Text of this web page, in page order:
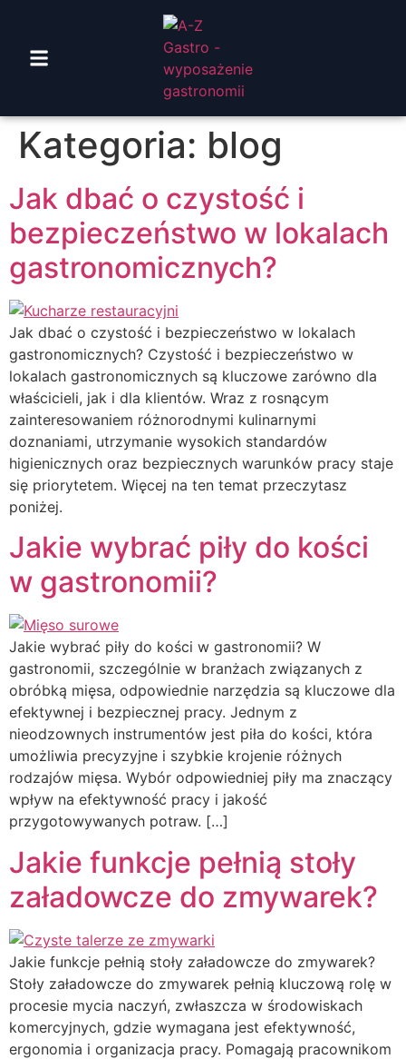
Kategoria: blog
Jak dbać o czystość i
bezpieczeństwo w lokalach
gastronomicznych?
Jak dbać o czystość i bezpieczeństwo w lokalach
gastronomicznych? Czystość i bezpieczeństwo w
lokalach gastronomicznych są kluczowe zarówno dla
właścicieli, jak i dla klientów. Wraz z rosnącym
zainteresowaniem różnorodnymi kulinarnymi
doznaniami, utrzymanie wysokich standardów
higienicznych oraz bezpiecznych warunków pracy staje
się priorytetem. Więcej na ten temat przeczytasz
poniżej.
Jakie wybrać piły do kości
w gastronomii?
Jakie wybrać piły do kości w gastronomii? W
gastronomii, szczególnie w branżach związanych z
obróbką mięsa, odpowiednie narzędzia są kluczowe dla
efektywnej i bezpiecznej pracy. Jednym z
nieodzownych instrumentów jest piła do kości, która
umożliwia precyzyjne i szybkie krojenie różnych
rodzajów mięsa. Wybór odpowiedniej piły ma znaczący
wpływ na efektywność pracy i jakość
przygotowywanych potraw. […]
Jakie funkcje pełnią stoły
załadowcze do zmywarek?
Jakie funkcje pełnią stoły załadowcze do zmywarek?
Stoły załadowcze do zmywarek pełnią kluczową rolę w
procesie mycia naczyń, zwłaszcza w środowiskach
komercyjnych, gdzie wymagana jest efektywność,
ergonomia i organizacja pracy. Pomagają pracownikom